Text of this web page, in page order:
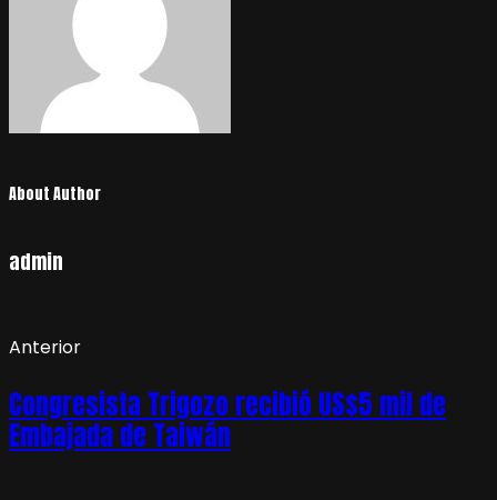
About Author
admin
Anterior
Congresista Trigozo recibió US$5 mil de
Embajada de Taiwán